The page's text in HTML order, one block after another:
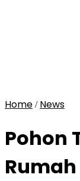
Home / News
Pohon